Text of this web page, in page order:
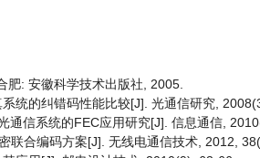
肥: 安徽科学技术出版社, 2005.
统的纠错码性能比较[J]. 光通信研究,
通信系统的FEC应用研究[J]. 信息通信,
联合编码方案[J]. 无线电通信技术, 2012,